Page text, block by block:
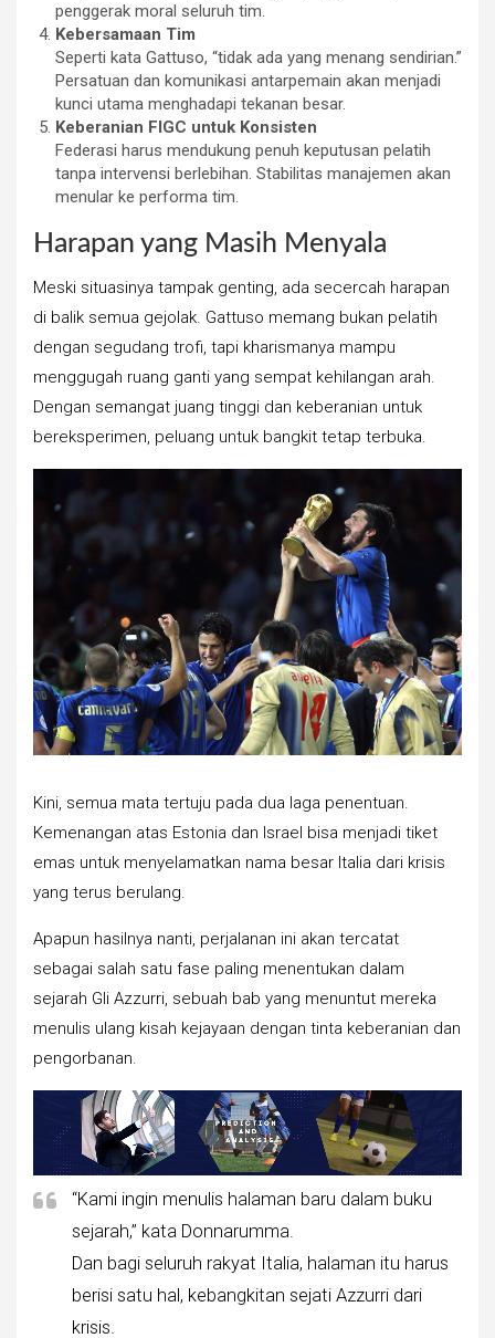
penggerak moral seluruh tim.
Kebersamaan Tim
Seperti kata Gattuso, “tidak ada yang menang sendirian.”
Persatuan dan komunikasi antarpemain akan menjadi
kunci utama menghadapi tekanan besar.
Keberanian FIGC untuk Konsisten
Federasi harus mendukung penuh keputusan pelatih
tanpa intervensi berlebihan. Stabilitas manajemen akan
menular ke performa tim.
Harapan yang Masih Menyala
Meski situasinya tampak genting, ada secercah harapan
di balik semua gejolak. Gattuso memang bukan pelatih
dengan segudang trofi, tapi kharismanya mampu
menggugah ruang ganti yang sempat kehilangan arah.
Dengan semangat juang tinggi dan keberanian untuk
bereksperimen, peluang untuk bangkit tetap terbuka.
Kini, semua mata tertuju pada dua laga penentuan.
Kemenangan atas Estonia dan Israel bisa menjadi tiket
emas untuk menyelamatkan nama besar Italia dari krisis
yang terus berulang.
Apapun hasilnya nanti, perjalanan ini akan tercatat
sebagai salah satu fase paling menentukan dalam
sejarah Gli Azzurri, sebuah bab yang menuntut mereka
menulis ulang kisah kejayaan dengan tinta keberanian dan
pengorbanan.
“Kami ingin menulis halaman baru dalam buku
sejarah,” kata Donnarumma.
Dan bagi seluruh rakyat Italia, halaman itu harus
berisi satu hal, kebangkitan sejati Azzurri dari
krisis.